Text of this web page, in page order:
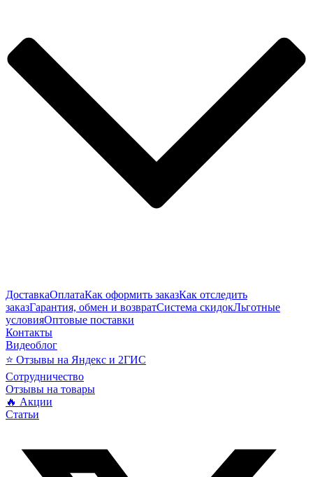
ДоставкаОплатаКак оформить заказКак отследить
заказГарантия, обмен и возвратСистема скидокЛьготные
условияОптовые поставки
Контакты
Видеоблог
⭐ Отзывы на Яндекс и 2ГИС
Сотрудничество
Отзывы на товары
🔥 Акции
Статьи